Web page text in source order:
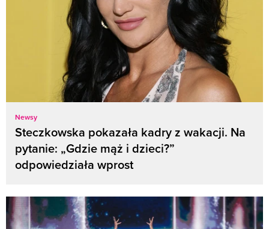
Newsy
Steczkowska pokazała kadry z wakacji. Na
pytanie: „Gdzie mąż i dzieci?”
odpowiedziała wprost